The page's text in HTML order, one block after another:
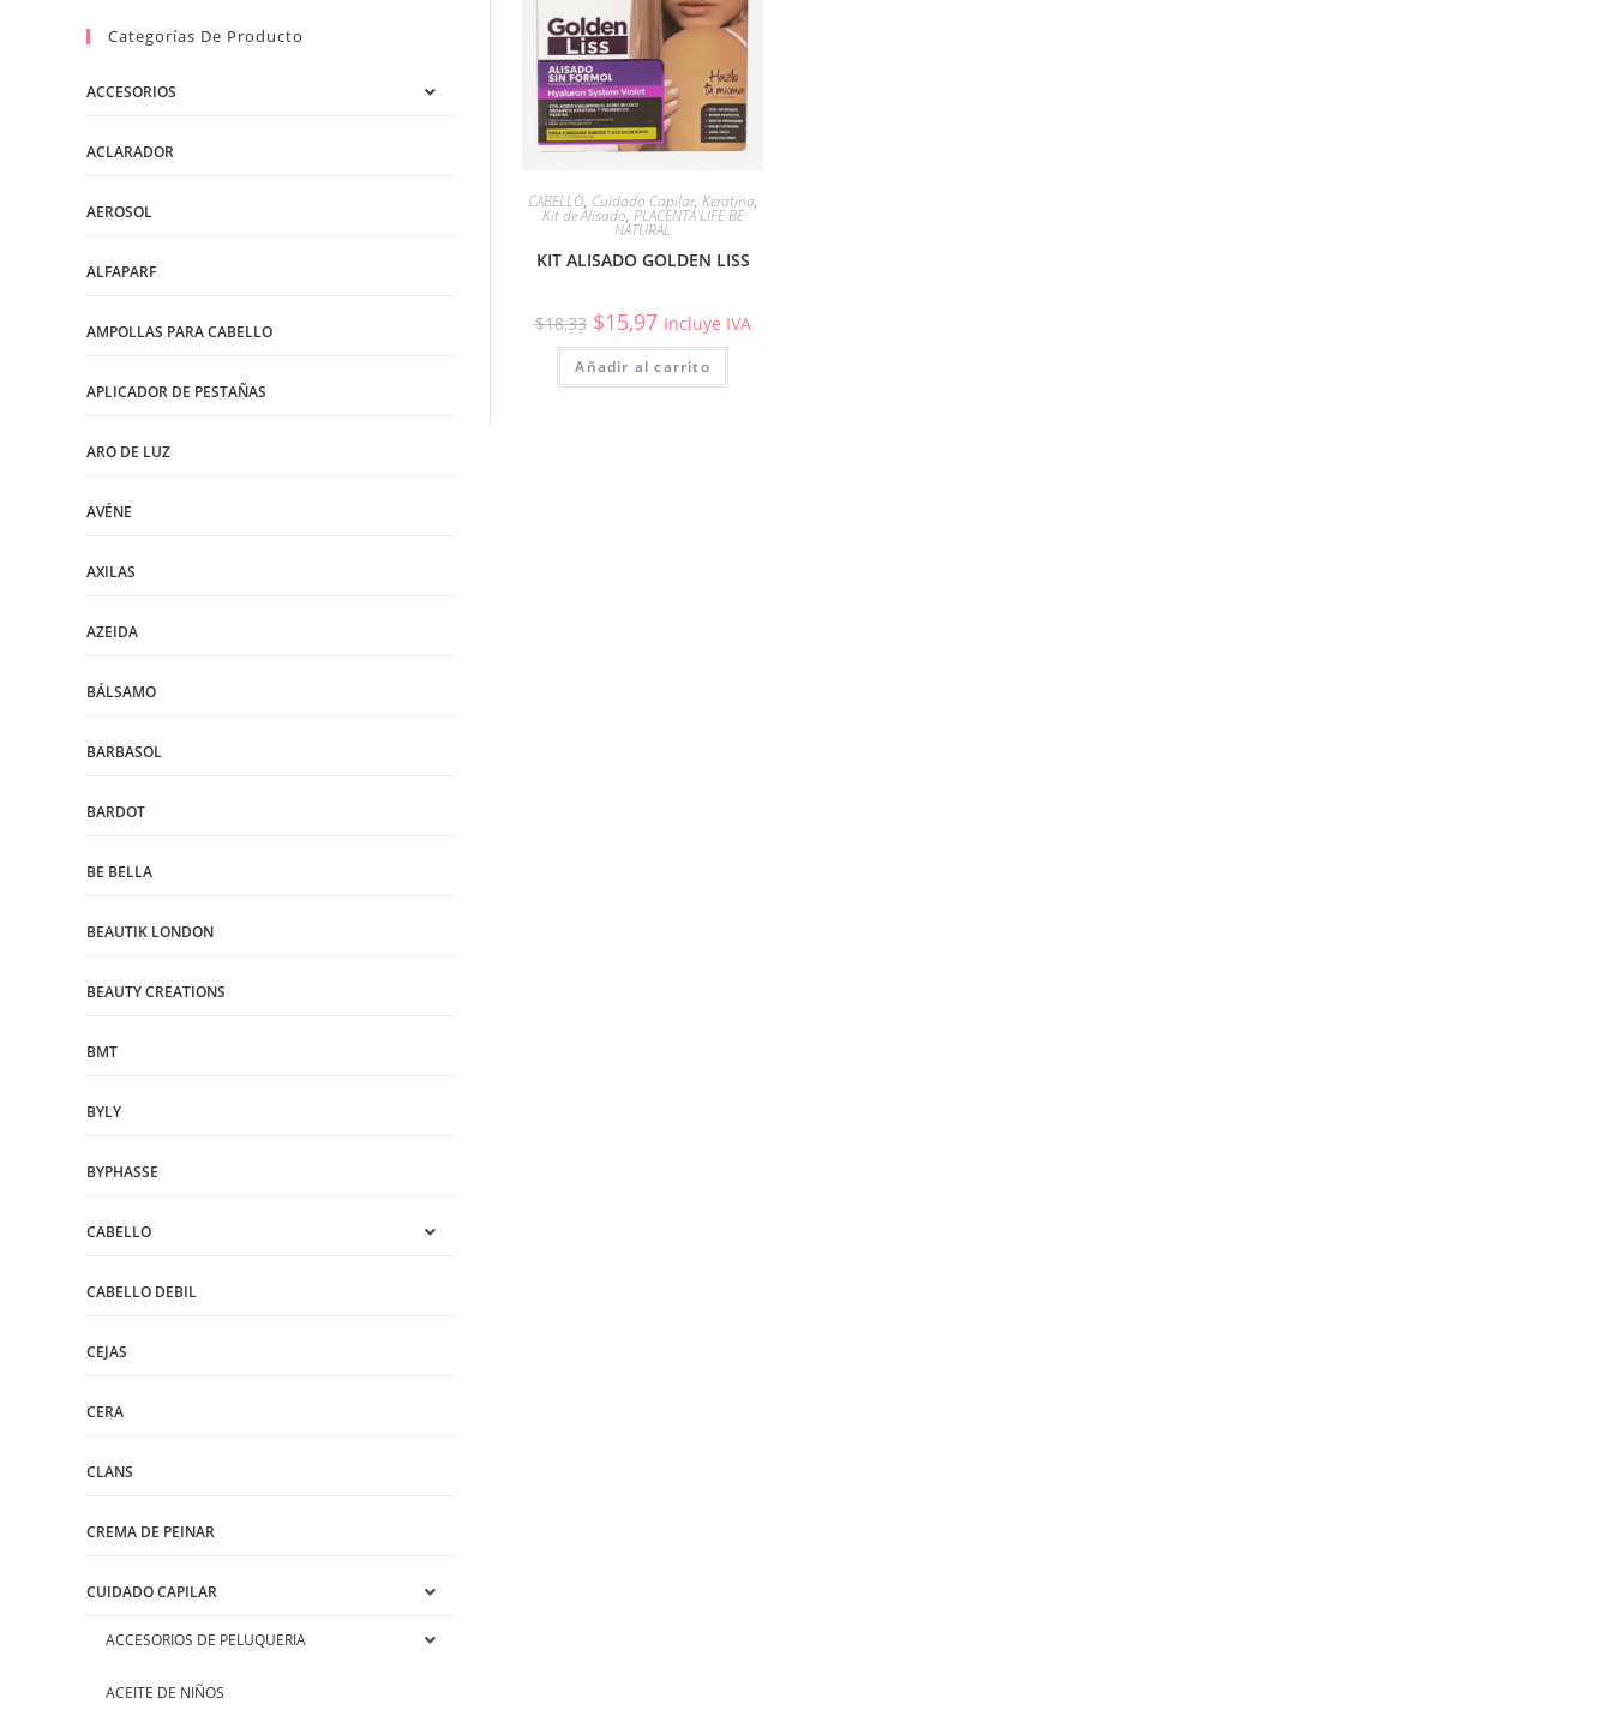
CABELLO, Cuidado Capilar, Keratina,
Kit de Alisado, PLACENTA LIFE BE
NATURAL
KIT ALISADO GOLDEN LISS
$18,33 $15,97 Incluye IVA
Añadir al carrito
Categorías De Producto
ACCESORIOS
ACLARADOR
AEROSOL
ALFAPARF
AMPOLLAS PARA CABELLO
APLICADOR DE PESTAÑAS
ARO DE LUZ
AVÉNE
AXILAS
AZEIDA
BÁLSAMO
BARBASOL
BARDOT
BE BELLA
BEAUTIK LONDON
BEAUTY CREATIONS
BMT
BYLY
BYPHASSE
CABELLO
CABELLO DEBIL
CEJAS
CERA
CLANS
CREMA DE PEINAR
CUIDADO CAPILAR
ACCESORIOS DE PELUQUERIA
ACEITE DE NIÑOS